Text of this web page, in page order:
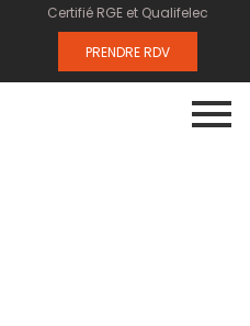
Certifié RGE et Qualifelec
PRENDRE RDV